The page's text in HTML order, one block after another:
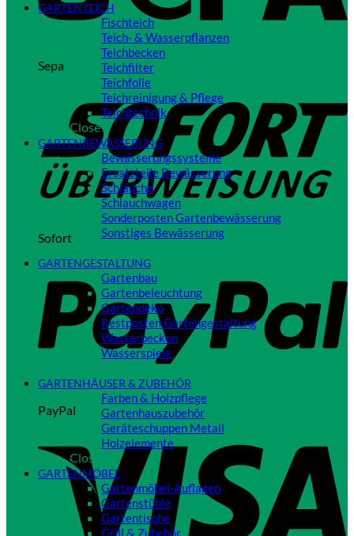
Sepa
Sofort
PayPal
GARTENTEICH
Fischteich
Teich- & Wasserpflanzen
Teichbecken
Teichfilter
Teichfolie
Teichreinigung & Pflege
Teichtechnik
Close
GARTENBEWÄSSERUNG
Bewässerungssysteme
Ersatzteile Bewässerung
Schläuche
Schlauchwagen
Sonderposten Gartenbewässerung
Sonstiges Bewässerung
Close
GARTENGESTALTUNG
Gartenbau
Gartenbeleuchtung
Gartendeko
Restposten Gartengestaltung
Wasserbecken
Wasserspiele
GARTENHÄUSER & ZUBEHÖR
Farben & Holzpflege
Gartenhauszubehör
Geräteschuppen Metall
Holzelemente
Close
GARTENMÖBEL
Gartenmöbel-Auflagen
Gartenstühle
Gartentische
Grill & Zubehör